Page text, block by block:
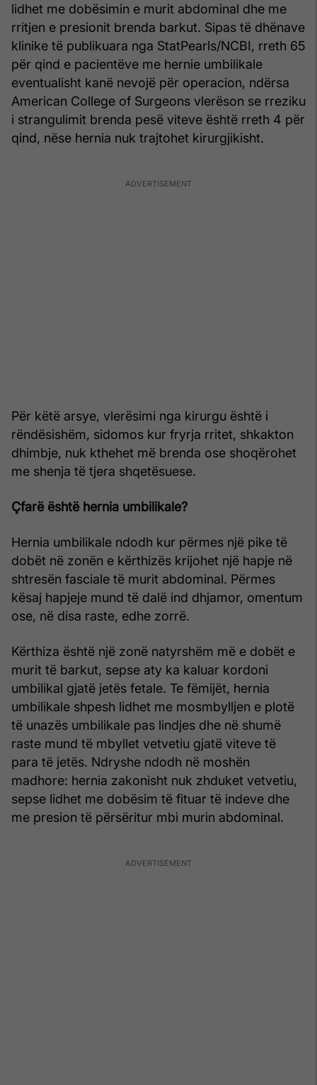
lidhet me dobësimin e murit abdominal dhe me
rritjen e presionit brenda barkut. Sipas të dhënave
klinike të publikuara nga StatPearls/NCBI, rreth 65
për qind e pacientëve me hernie umbilikale
eventualisht kanë nevojë për operacion, ndërsa
American College of Surgeons vlerëson se rreziku
i strangulimit brenda pesë viteve është rreth 4 për
qind, nëse hernia nuk trajtohet kirurgjikisht.
Për këtë arsye, vlerësimi nga kirurgu është i
rëndësishëm, sidomos kur fryrja rritet, shkakton
dhimbje, nuk kthehet më brenda ose shoqërohet
me shenja të tjera shqetësuese.
Çfarë është hernia umbilikale?
Hernia umbilikale ndodh kur përmes një pike të
dobët në zonën e kërthizës krijohet një hapje në
shtresën fasciale të murit abdominal. Përmes
kësaj hapjeje mund të dalë ind dhjamor, omentum
ose, në disa raste, edhe zorrë.
Kërthiza është një zonë natyrshëm më e dobët e
murit të barkut, sepse aty ka kaluar kordoni
umbilikal gjatë jetës fetale. Te fëmijët, hernia
umbilikale shpesh lidhet me mosmbylljen e plotë
të unazës umbilikale pas lindjes dhe në shumë
raste mund të mbyllet vetvetiu gjatë viteve të
para të jetës. Ndryshe ndodh në moshën
madhore: hernia zakonisht nuk zhduket vetvetiu,
sepse lidhet me dobësim të fituar të indeve dhe
me presion të përsëritur mbi murin abdominal.